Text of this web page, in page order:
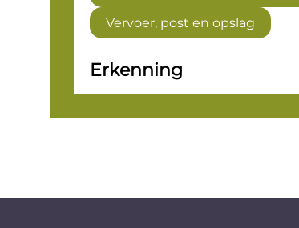
Vervoer, post en opslag
Erkenning